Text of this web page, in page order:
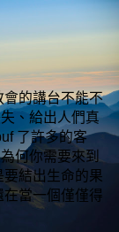
的講台不能不
、給出人們真
了許多的客
何你需要來到
結出生命的果
當一個僅僅得